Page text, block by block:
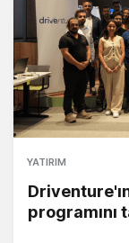
YATIRIM
programını